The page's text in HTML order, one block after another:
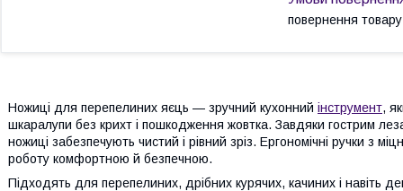
повернення
Ножиці для перепелиних яєць — зручний кухонний інструмент,
шкаралупи без крихт і пошкодження жовтка. Завдяки гострим
ножиці забезпечують чистий і рівний зріз. Ергономічні ручки з
роботу комфортною й безпечною.
Підходять для перепелиних, дрібних курячих, качиних і навіть